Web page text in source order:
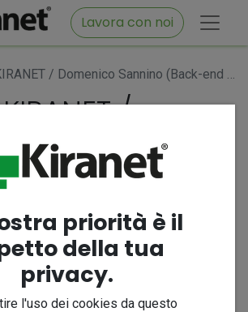
Lavora con noi
Sannino (Back-end developer): “Continueremo a lavorare per migliorare il software FIDCARE”
/
Sannino
developer):
a
per migliorare
FIDCARE”
di Alessia Di Maio
priorità è il
della tua
privacy.
l'uso dei cookies da questo